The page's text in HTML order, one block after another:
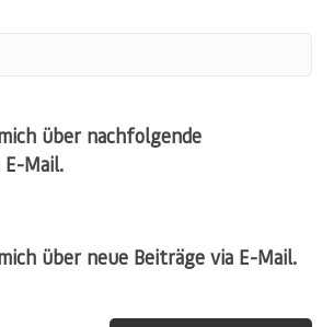
über nachfolgende
E-Mail.
über neue Beiträge via E-Mail.